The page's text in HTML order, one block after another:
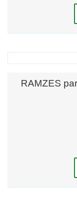
RAMZES